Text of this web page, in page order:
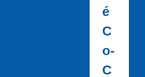
é
C
o-
C